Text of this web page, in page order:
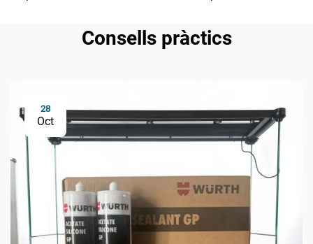
Consells pràctics
28
Oct